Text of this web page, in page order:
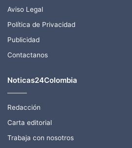
Aviso Legal
Política de Privacidad
Publicidad
Contactanos
Noticas24Colombia
Redacción
Carta editorial
Trabaja con nosotros